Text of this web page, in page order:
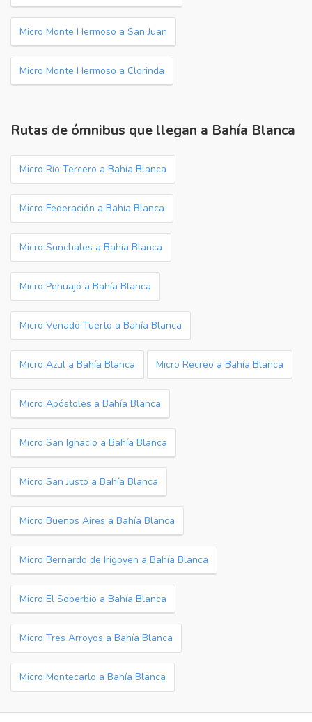
Micro Monte Hermoso a San Juan
Micro Monte Hermoso a Clorinda
Rutas de ómnibus que llegan a Bahía Blanca
Micro Río Tercero a Bahía Blanca
Micro Federación a Bahía Blanca
Micro Sunchales a Bahía Blanca
Micro Pehuajó a Bahía Blanca
Micro Venado Tuerto a Bahía Blanca
Micro Azul a Bahía Blanca Micro Recreo a Bahía Blanca
Micro Apóstoles a Bahía Blanca
Micro San Ignacio a Bahía Blanca
Micro San Justo a Bahía Blanca
Micro Buenos Aires a Bahía Blanca
Micro Bernardo de Irigoyen a Bahía Blanca
Micro El Soberbio a Bahía Blanca
Micro Tres Arroyos a Bahía Blanca
Micro Montecarlo a Bahía Blanca